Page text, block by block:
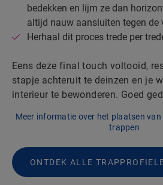
bedekken en lijm ze dan
altijd nauw aansluiten tegen de
Herhaal dit proces trede per
Eens deze final touch voltooid,
stapje achteruit te deinzen en je
interieur te bewonderen. Goed
Meer informatie over het plaatsen
trappen
ONTDEK ALLE